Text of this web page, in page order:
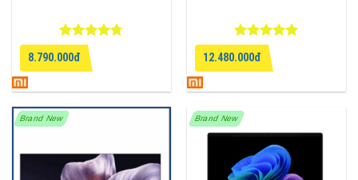
Được xếp
hạng4.67
5 sao
8.790.000đ
Được xếp
hạng
55
sao
12.480.000đ
Brand New Brand New